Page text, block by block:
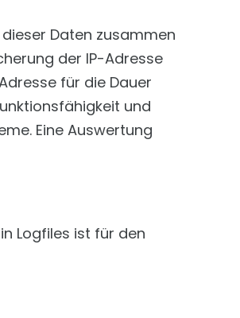
Daten zusammen
der IP-Adresse
für die Dauer
und
Eine Auswertung
Logfiles ist für den